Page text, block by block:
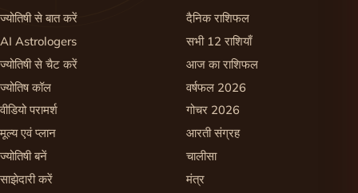
ज्योतिषी से बात करें
AI Astrologers
ज्योतिषी से चैट करें
ज्योतिष कॉल
वीडियो परामर्श
मूल्य एवं प्लान
ज्योतिषी बनें
साझेदारी करें
दैनिक राशिफल
सभी 12 राशियाँ
आज का राशिफल
वर्षफल 2026
गोचर 2026
आरती संग्रह
चालीसा
मंत्र